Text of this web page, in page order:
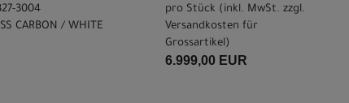
3004
CARBON / WHITE
pro Stück (inkl. MwSt. zzgl.
Versandkosten für
Grossartikel )
6.999,00 EUR